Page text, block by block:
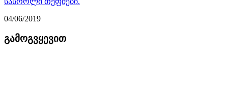
04/06/2019
გამოგვყევით